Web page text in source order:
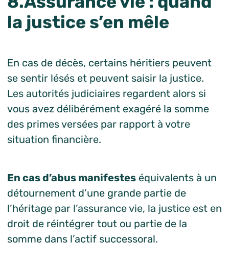
la justice s’en mêle
En cas de décès, certains héritiers peuvent
se sentir lésés et peuvent saisir la justice.
Les autorités judiciaires regardent alors si
vous avez délibérément exagéré la somme
des primes versées par rapport à votre
situation financière.
En cas d’abus manifesteséquivalents à un
détournement d’une grande partie de
l’héritage par l’assurance vie, la justice est en
droit de réintégrer tout ou partie de la
somme dans l’actif successoral.